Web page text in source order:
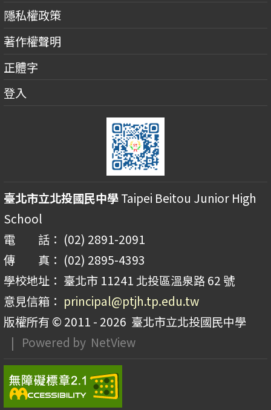
隱私權政策
著作權聲明
正體字
登入
臺北市立北投國民中學Taipei Beitou Junior High
School
電 話： (02) 2891-2091
傳 真： (02) 2895-4393
學校地址： 臺北市 11241 北投區溫泉路 62 號
意見信箱： principal@ptjh.tp.edu.tw
版權所有 © 2011 - 2026 臺北市立北投國民中學
| Powered by NetView